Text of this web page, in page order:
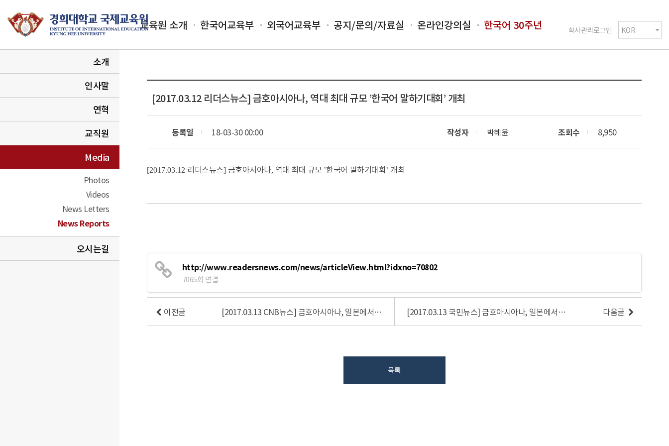
학사관리로그인
교육원 소개 한국어교육부 외국어교육부 공지/문의/자료실 온라인강의실 한국어 30주년
소개
인사말
연혁
교직원
Media
Photos
Videos
News Letters
News Reports
오시는길
[2017.03.12 리더스뉴스] 금호아시아나, 역대 최대 규모 ’한국어 말하기대회’ 개최
등록일 18-03-30 00:00 작성자 박혜윤 조회수 8,950
[2017.03.12 리더스뉴스] 금호아시아나, 역대 최대 규모 ’한국어 말하기대회’ 개최
http://www.readersnews.com/news/articleView.html?idxno=70802
7065회 연결
이전글 [2017.03.13 CNB뉴스] 금호아시아나, 일본에서 역대 최대 규모 ’한국어 말하기 대회’ 개최 다음글
[2017.03.13 국민뉴스] 금호아시아나, 일본에서 역대 최대 규모 ’한국어 말하기 대회’ 개최
목록